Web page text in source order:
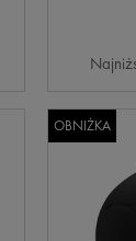
OBNIŻKA